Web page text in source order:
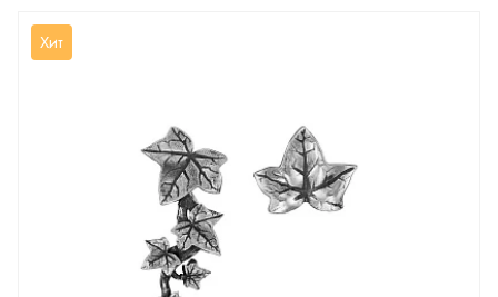
Хит